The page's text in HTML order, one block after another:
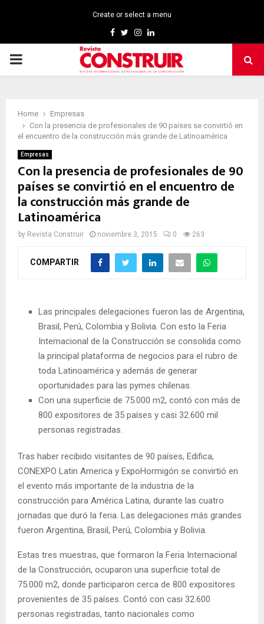
Create or select a menu
Facebook
TwitterInstagram
Linkedin
PRIMARY
Home
Empresas
Con la presencia de profesionales de 90 países se convirtió en
el encuentro de la construcción más grande de Latinoamérica
Empresas
Con la presencia de profesionales de 90
países se convirtió en el encuentro de
la construcción más grande de
Latinoamérica
by Revista Construir noviembre 3, 2015 0 263
COMPARTIR
Las principales delegaciones fueron las de Argentina,
Brasil, Perú, Colombia y Bolivia. Con esto la Feria
Internacional de la Construcción se consolida como
la principal plataforma de negocios para el rubro de
toda Latinoamérica y además de generar
oportunidades para las pymes chilenas.
Con una superficie de 75.000 m2, contó con más de
800 expositores de 35 países y casi 32.600 mil
personas registradas.
Tras haber recibido visitantes de 90 países, Edifica,
CONEXPO Latin America y ExpoHormigón se convirtió en
el evento más importante de la industria de la
construcción para América Latina, durante las cuatro
jornadas que duró la feria. Las delegaciones más grandes
fueron Argentina, Brasil, Perú, Colombia y Bolivia.
Estas tres muestras, que formaron la Feria Internacional
de la Construcción, ocuparon una superficie total de
75.000 m2, donde participaron cerca de 800 expositores
provenientes de 35 países. Contó con casi 32.600
personas registradas, tanto nacionales como